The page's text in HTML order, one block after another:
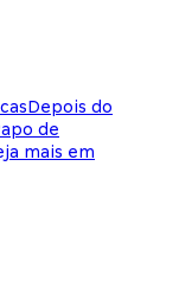
Depois do
de
mais em